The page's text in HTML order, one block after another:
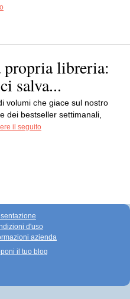
libreria:
salva...
volumi che giace sul nostro
dei bestseller settimanali,
il seguito
d'uso
azienda
il tuo blog